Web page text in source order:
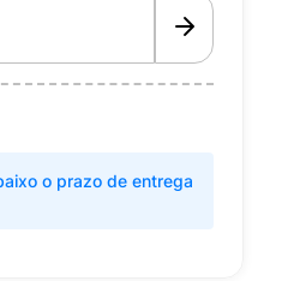
o prazo de entrega